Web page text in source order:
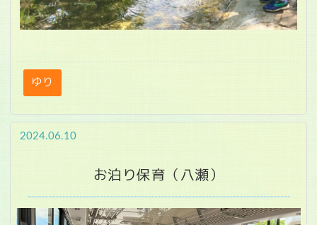
ゆり
2024.06.10
お泊り保育（八瀬）